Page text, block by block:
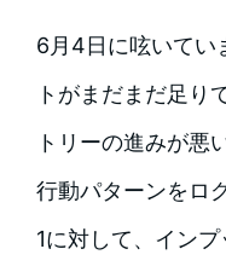
6月4日に呟いてい
トがまだまだ足り
トリーの進みが悪
行動パターンをロ
1に対して、イン